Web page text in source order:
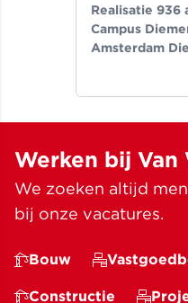
Realisatie 936
Campus
Amsterdam
Werken bij Van
We zoeken altijd
bij onze vacatures.
Bouw
Constructie